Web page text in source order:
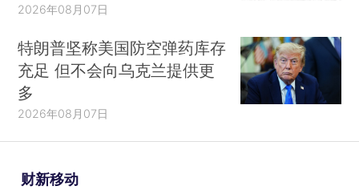
2026年08月07日
特朗普坚称美国防空弹药库存
充足 但不会向乌克兰提供更
多
2026年08月07日
财新移动